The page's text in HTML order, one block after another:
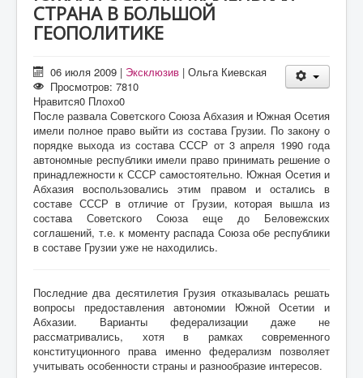
Литература
СТРАНА В БОЛЬШОЙ
ГЕОПОЛИТИКЕ
06 июля 2009 | Эксклюзив |Ольга Киевская
Просмотров: 7810
Нравится0 Плохо0
После развала Советского Союза Абхазия и Южная Осетия
имели полное право выйти из состава Грузии. По закону о
порядке выхода из состава СССР от 3 апреля 1990 года
автономные республики имели право принимать решение о
принадлежности к СССР самостоятельно. Южная Осетия и
Абхазия воспользовались этим правом и остались в
составе СССР в отличие от Грузии, которая вышла из
состава Советского Союза еще до Беловежских
соглашений, т.е. к моменту распада Союза обе республики
в составе Грузии уже не находились.
Последние два десятилетия Грузия отказывалась решать
вопросы предоставления автономии Южной Осетии и
Абхазии. Варианты федерализации даже не
рассматривались, хотя в рамках современного
конституционного права именно федерализм позволяет
учитывать особенности страны и разнообразие интересов.